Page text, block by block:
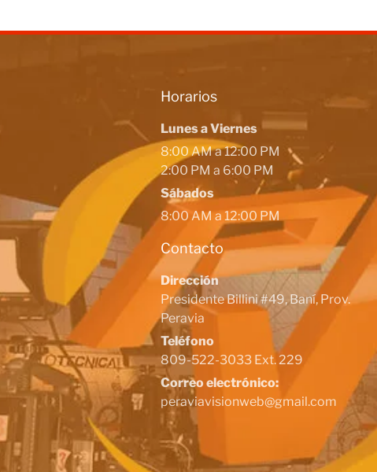
Horarios
Lunes a Viernes
8:00 AM a 12:00 PM
2:00 PM a 6:00 PM
Sábados
8:00 AM a 12:00 PM
Contacto
Dirección
Presidente Billini #49, Baní, Prov.
Peravia
Teléfono
809-522-3033 Ext. 229
Correo electrónico:
peraviavisionweb@gmail.com